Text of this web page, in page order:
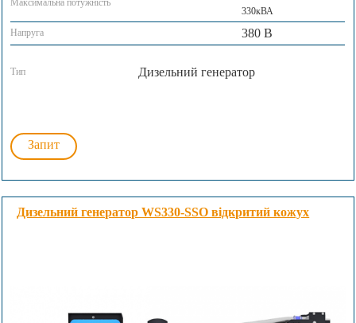
Максимальна потужність
330кВА
Напруга
380 В
Тип Дизельний генератор
Запит
Дизельний генератор WS330-SSO відкритий кожух